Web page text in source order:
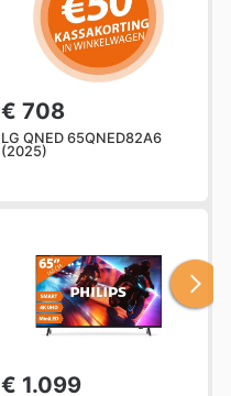
€ 708
LG QNED 65QNED82A6
(2025)
€ 1.099